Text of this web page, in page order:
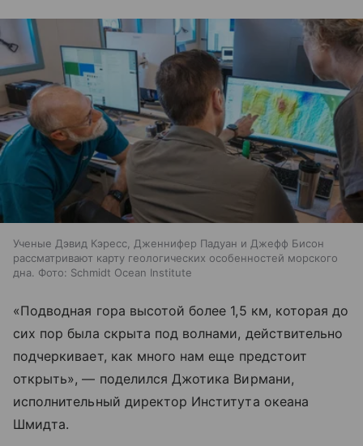
Ученые Дэвид Кэресс, Дженнифер Падуан и Джефф Бисон
рассматривают карту геологических особенностей морского
дна. Фото: Schmidt Ocean Institute
«Подводная гора высотой более 1,5 км, которая до
сих пор была скрыта под волнами, действительно
подчеркивает, как много нам еще предстоит
открыть», — поделился Джотика Вирмани,
исполнительный директор Института океана
Шмидта.